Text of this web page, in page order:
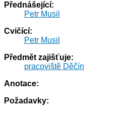
Přednášející:
Petr Musil
Cvičící:
Petr Musil
Předmět zajišťuje:
pracoviště Děčín
Anotace:
Požadavky: